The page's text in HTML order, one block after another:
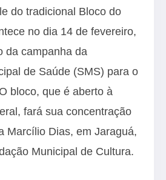
do tradicional Bloco do
no dia 14 de fevereiro,
da campanha da
de Saúde (SMS) para o
bloco, que é aberto à
fará sua concentração
Marcílio Dias, em Jaraguá,
Municipal de Cultura.